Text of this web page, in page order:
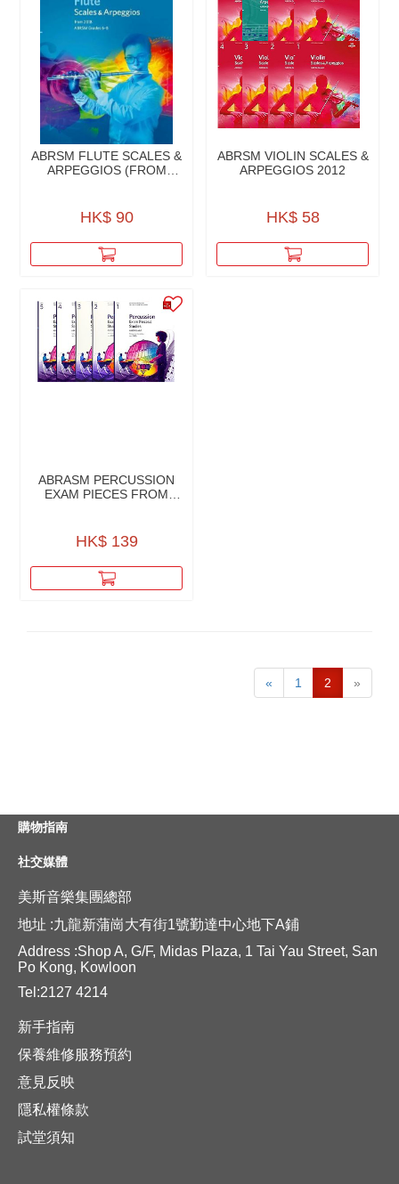
ABRSM FLUTE SCALES &
ARPEGGIOS (FROM
HK$ 90
ABRSM VIOLIN SCALES &
ARPEGGIOS 2012
HK$ 58
ABRASM PERCUSSION
EXAM PIECES FROM
HK$ 139
« 1 2 »
購物指南
社交媒體
美斯音樂集團總部
地址 :九龍新蒲崗大有街1號勤達中心地下A鋪
Address :Shop A, G/F, Midas Plaza, 1 Tai Yau Street, San
Po Kong, Kowloon
Tel:2127 4214
新手指南
保養維修服務預約
意見反映
隱私權條款
試堂須知